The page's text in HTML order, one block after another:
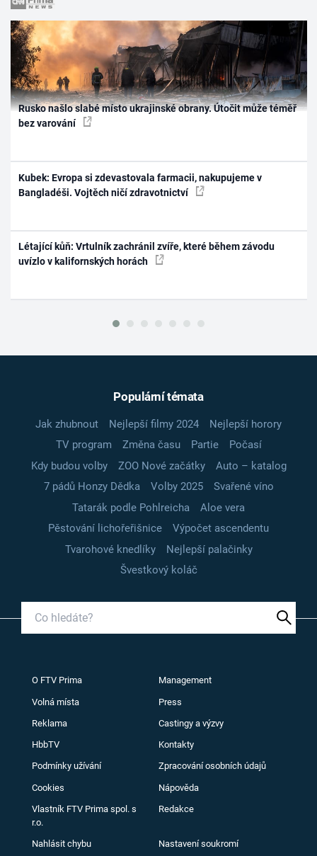
Rusko našlo slabé místo ukrajinské obrany. Útočit může téměř
bez varování
Kubek: Evropa si zdevastovala farmacii, nakupujeme v
Bangladéši. Vojtěch ničí zdravotnictví
Létající kůň: Vrtulník zachránil zvíře, které během závodu
uvízlo v kalifornských horách
Populární témata
Jak zhubnout Nejlepší filmy 2024
Nejlepší horory
TV program
Změna času Partie
Počasí
Kdy budou volby
ZOO Nové začátky
Auto – katalog
7 pádů Honzy Dědka
Volby 2025
Svařené víno
Tatarák podle Pohlreicha
Aloe vera
Pěstování lichořeřišnice
Výpočet ascendentu
Tvarohové knedlíky
Nejlepší palačinky
Švestkový koláč
O FTV Prima Management
Volná místa Press
Reklama Castingy a výzvy
HbbTV Kontakty
Podmínky užívání Zpracování osobních údajů
Cookies Nápověda
Vlastník FTV Prima spol. s
r.o.
Redakce
Nahlásit chybu Nastavení soukromí